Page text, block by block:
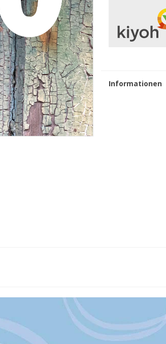
Informationen